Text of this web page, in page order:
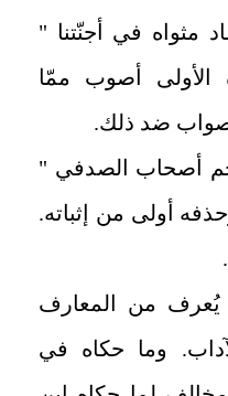
مثواه في أجنّتنا "
الأولى أصوب ممّا
ضد ذلك.
أصحاب الصدفي "
أولى من إثباته.
يُعرف من المعارف
وما حكاه في